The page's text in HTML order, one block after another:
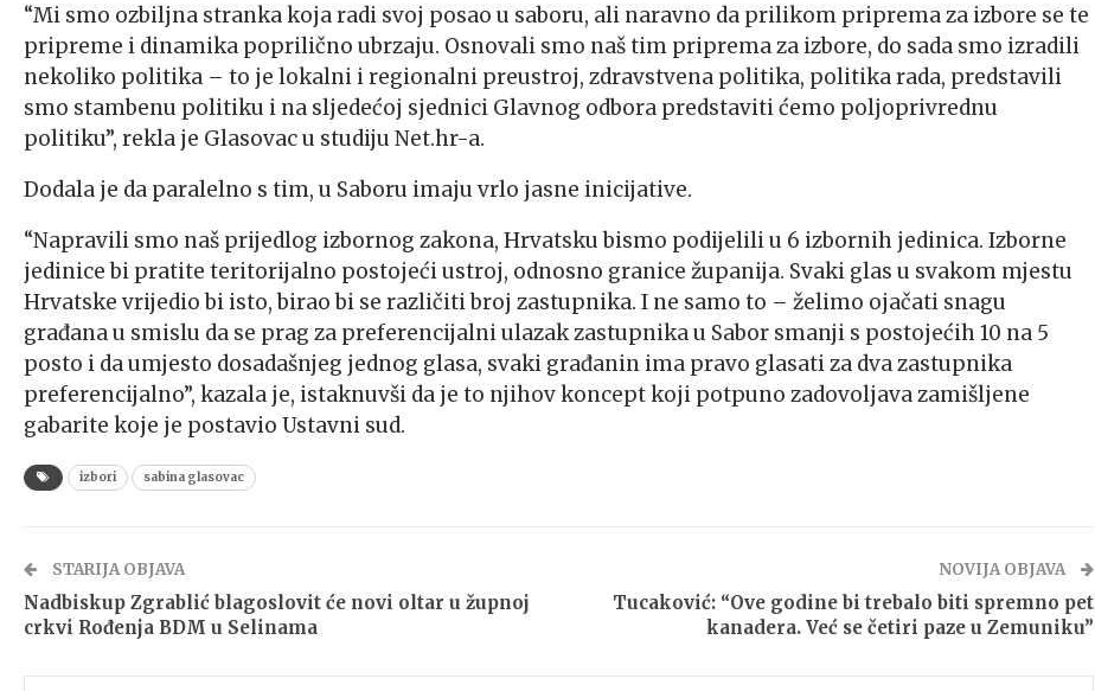
“Mi smo ozbiljna stranka koja radi svoj posao u saboru, ali naravno da prilikom priprema za izbore se te
pripreme i dinamika poprilično ubrzaju. Osnovali smo naš tim priprema za izbore, do sada smo izradili
nekoliko politika – to je lokalni i regionalni preustroj, zdravstvena politika, politika rada, predstavili
smo stambenu politiku i na sljedećoj sjednici Glavnog odbora predstaviti ćemo poljoprivrednu
politiku”, rekla je Glasovac u studiju Net.hr-a.
Dodala je da paralelno s tim, u Saboru imaju vrlo jasne inicijative.
“Napravili smo naš prijedlog izbornog zakona, Hrvatsku bismo podijelili u 6 izbornih jedinica. Izborne
jedinice bi pratite teritorijalno postojeći ustroj, odnosno granice županija. Svaki glas u svakom mjestu
Hrvatske vrijedio bi isto, birao bi se različiti broj zastupnika. I ne samo to – želimo ojačati snagu
građana u smislu da se prag za preferencijalni ulazak zastupnika u Sabor smanji s postojećih 10 na 5
posto i da umjesto dosadašnjeg jednog glasa, svaki građanin ima pravo glasati za dva zastupnika
preferencijalno”, kazala je, istaknuvši da je to njihov koncept koji potpuno zadovoljava zamišljene
gabarite koje je postavio Ustavni sud.
izbori sabina glasovac
STARIJA OBJAVA
Nadbiskup Zgrablić blagoslovit će novi oltar u župnoj
crkvi Rođenja BDM u Selinama
NOVIJA OBJAVA
Tucaković: “Ove godine bi trebalo biti spremno pet
kanadera. Već se četiri paze u Zemuniku”